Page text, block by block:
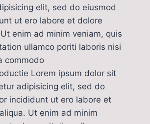
elit, sed do eiusmod
ut ero labore et dolore
enim ad minim veniam, quis
ullamco poriti laboris nisi
commodo
Lorem ipsum dolor sit
adipisicing elit, sed do
incididunt ut ero labore et
Ut enim ad minim